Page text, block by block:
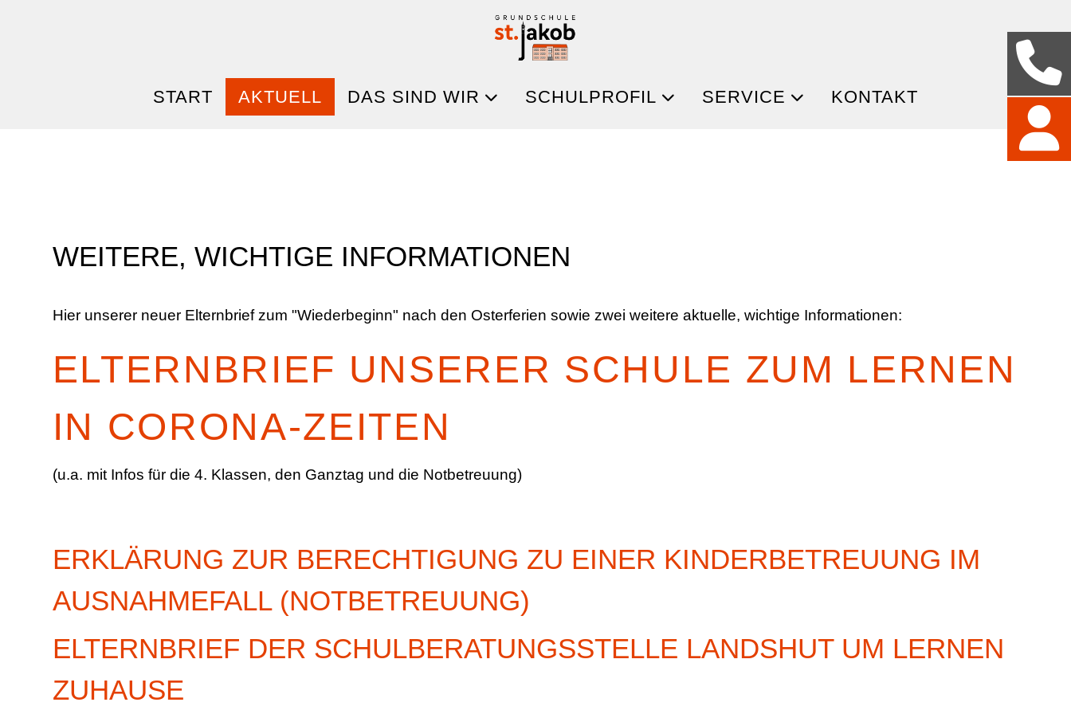
START AKTUELL DAS SIND WIR SCHULPROFIL SERVICE KONTAKT
WEITERE, WICHTIGE INFORMATIONEN
Hier unserer neuer Elternbrief zum "Wiederbeginn" nach den Osterferien sowie zwei weitere aktuelle, wichtige Informationen:
ELTERNBRIEF UNSERER SCHULE ZUM LERNEN
IN CORONA-ZEITEN
(u.a. mit Infos für die 4. Klassen, den Ganztag und die Notbetreuung)
ERKLÄRUNG ZUR BERECHTIGUNG ZU EINER KINDERBETREUUNG IM
AUSNAHMEFALL (NOTBETREUUNG)
ELTERNBRIEF DER SCHULBERATUNGSSTELLE LANDSHUT UM LERNEN
ZUHAUSE